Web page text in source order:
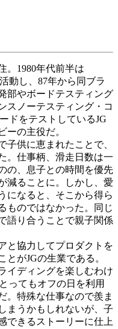
。1980年代前半は
動し、87年から同ブラ
部やボードテスティング
スノーテスティング・コ
ドをテストしているJG
ーの主役だ。
子供に恵まれたことで、
。仕事柄、滑走日数は一
の、息子との時間を優先
減ることに。しかし、愛
になると、そこから得ら
ものではなかった。同じ
語り合うことで親子関係
と協力してプロダクトを
がJGの生業である。
イディングを楽しむわけ
ってもオフの日を利用
。特殊な仕事なので羨ま
まうかもしれないが、子
できるストーリーに仕上